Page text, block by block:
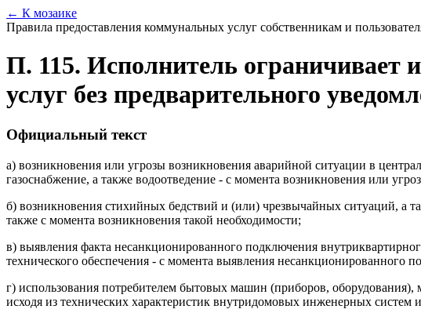
← К мозаике
Правила предоставления коммунальных услуг собственникам и
П. 115. Исполнитель ограничивает
услуг без предварительного
Официальный текст
а) возникновения или угрозы возникновения аварийной ситуации в
газоснабжение, а также водоотведение - с момента возникновения или
б) возникновения стихийных бедствий и (или) чрезвычайных ситуаций, а
также с момента возникновения такой необходимости;
в) выявления факта несанкционированного подключения
технического обеспечения - с момента выявления несанкционированного
г) использования потребителем бытовых машин (приборов,
исходя из технических характеристик внутридомовых инженерных